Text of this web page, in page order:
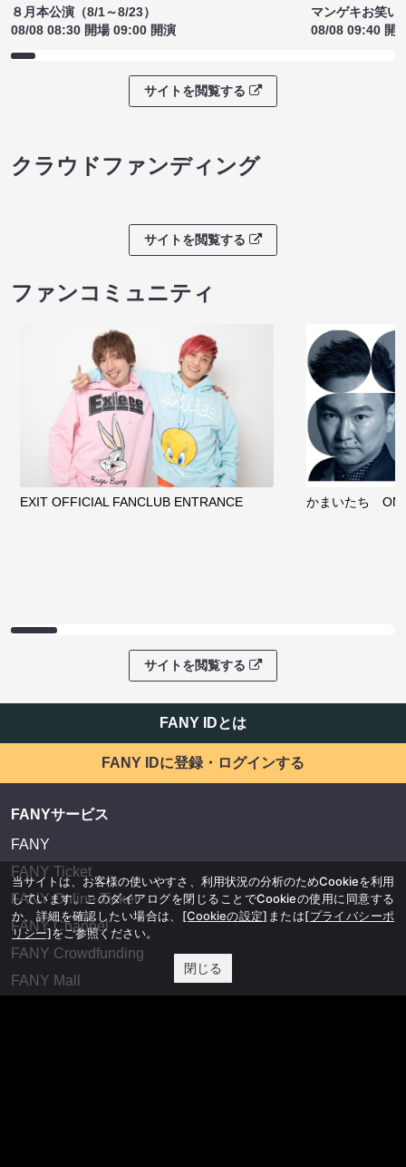
８月本公演（8/1～8/23）
08/08 08:30 開場 09:00 開演
マンゲキお笑い
08/08 09:40 開
サイトを閲覧する
クラウドファンディング
サイトを閲覧する
ファンコミュニティ
EXIT OFFICIAL FANCLUB ENTRANCE かまいたち
サイトを閲覧する
FANY IDとは
FANY IDに登録・ログインする
FANYサービス
FANY
FANY Ticket
FANY Online Ticket
FANY Channel
FANY Crowdfunding
FANY Mall
当サイトは、お客様の使いやすさ、利用状況の分析のためCookieを利用
しています。このダイアログを閉じることでCookieの使用に同意する
か、詳細を確認したい場合は、 [Cookieの設定] または[プライバシーポ
リシー]をご参照ください。
閉じる